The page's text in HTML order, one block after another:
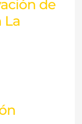
de
La